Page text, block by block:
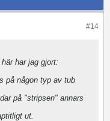
#14
har jag gjort:
på någon typ av tub
på "stripsen" annars
ut.